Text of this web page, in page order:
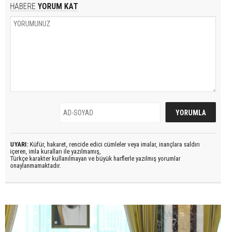
HABERE YORUM KAT
UYARI: Küfür, hakaret, rencide edici cümleler veya imalar, inançlara saldırı
içeren, imla kuralları ile yazılmamış,
Türkçe karakter kullanılmayan ve büyük harflerle yazılmış yorumlar
onaylanmamaktadır.